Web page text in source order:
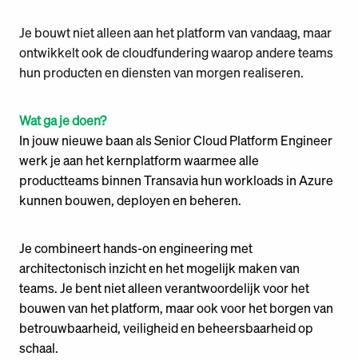
Je bouwt niet alleen aan het platform van vandaag, maar
ontwikkelt ook de cloudfundering waarop andere teams
hun producten en diensten van morgen realiseren.
Wat ga je doen?
In jouw nieuwe baan als Senior Cloud Platform Engineer
werk je aan het kernplatform waarmee alle
productteams binnen Transavia hun workloads in Azure
kunnen bouwen, deployen en beheren.
Je combineert hands-on engineering met
architectonisch inzicht en het mogelijk maken van
teams. Je bent niet alleen verantwoordelijk voor het
bouwen van het platform, maar ook voor het borgen van
betrouwbaarheid, veiligheid en beheersbaarheid op
schaal.